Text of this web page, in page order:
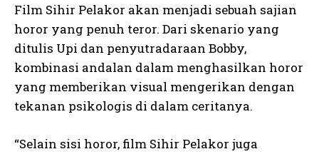
Film Sihir Pelakor akan menjadi sebuah sajian
horor yang penuh teror. Dari skenario yang
ditulis Upi dan penyutradaraan Bobby,
kombinasi andalan dalam menghasilkan horor
yang memberikan visual mengerikan dengan
tekanan psikologis di dalam ceritanya.
“Selain sisi horor, film Sihir Pelakor juga